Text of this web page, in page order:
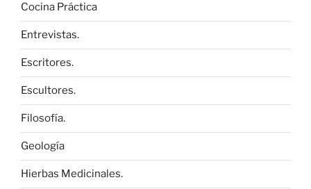
Cocina Práctica
Entrevistas.
Escritores.
Escultores.
Filosofía.
Geología
Hierbas Medicinales.